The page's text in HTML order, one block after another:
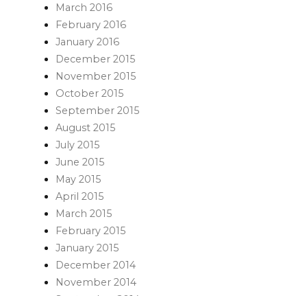
March 2016
February 2016
January 2016
December 2015
November 2015
October 2015
September 2015
August 2015
July 2015
June 2015
May 2015
April 2015
March 2015
February 2015
January 2015
December 2014
November 2014